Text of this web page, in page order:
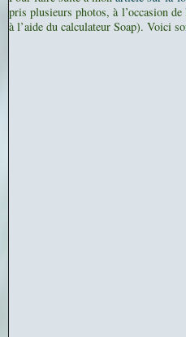
pris plusieurs photos, à l’occasion de
à l’aide du calculateur Soap). Voici